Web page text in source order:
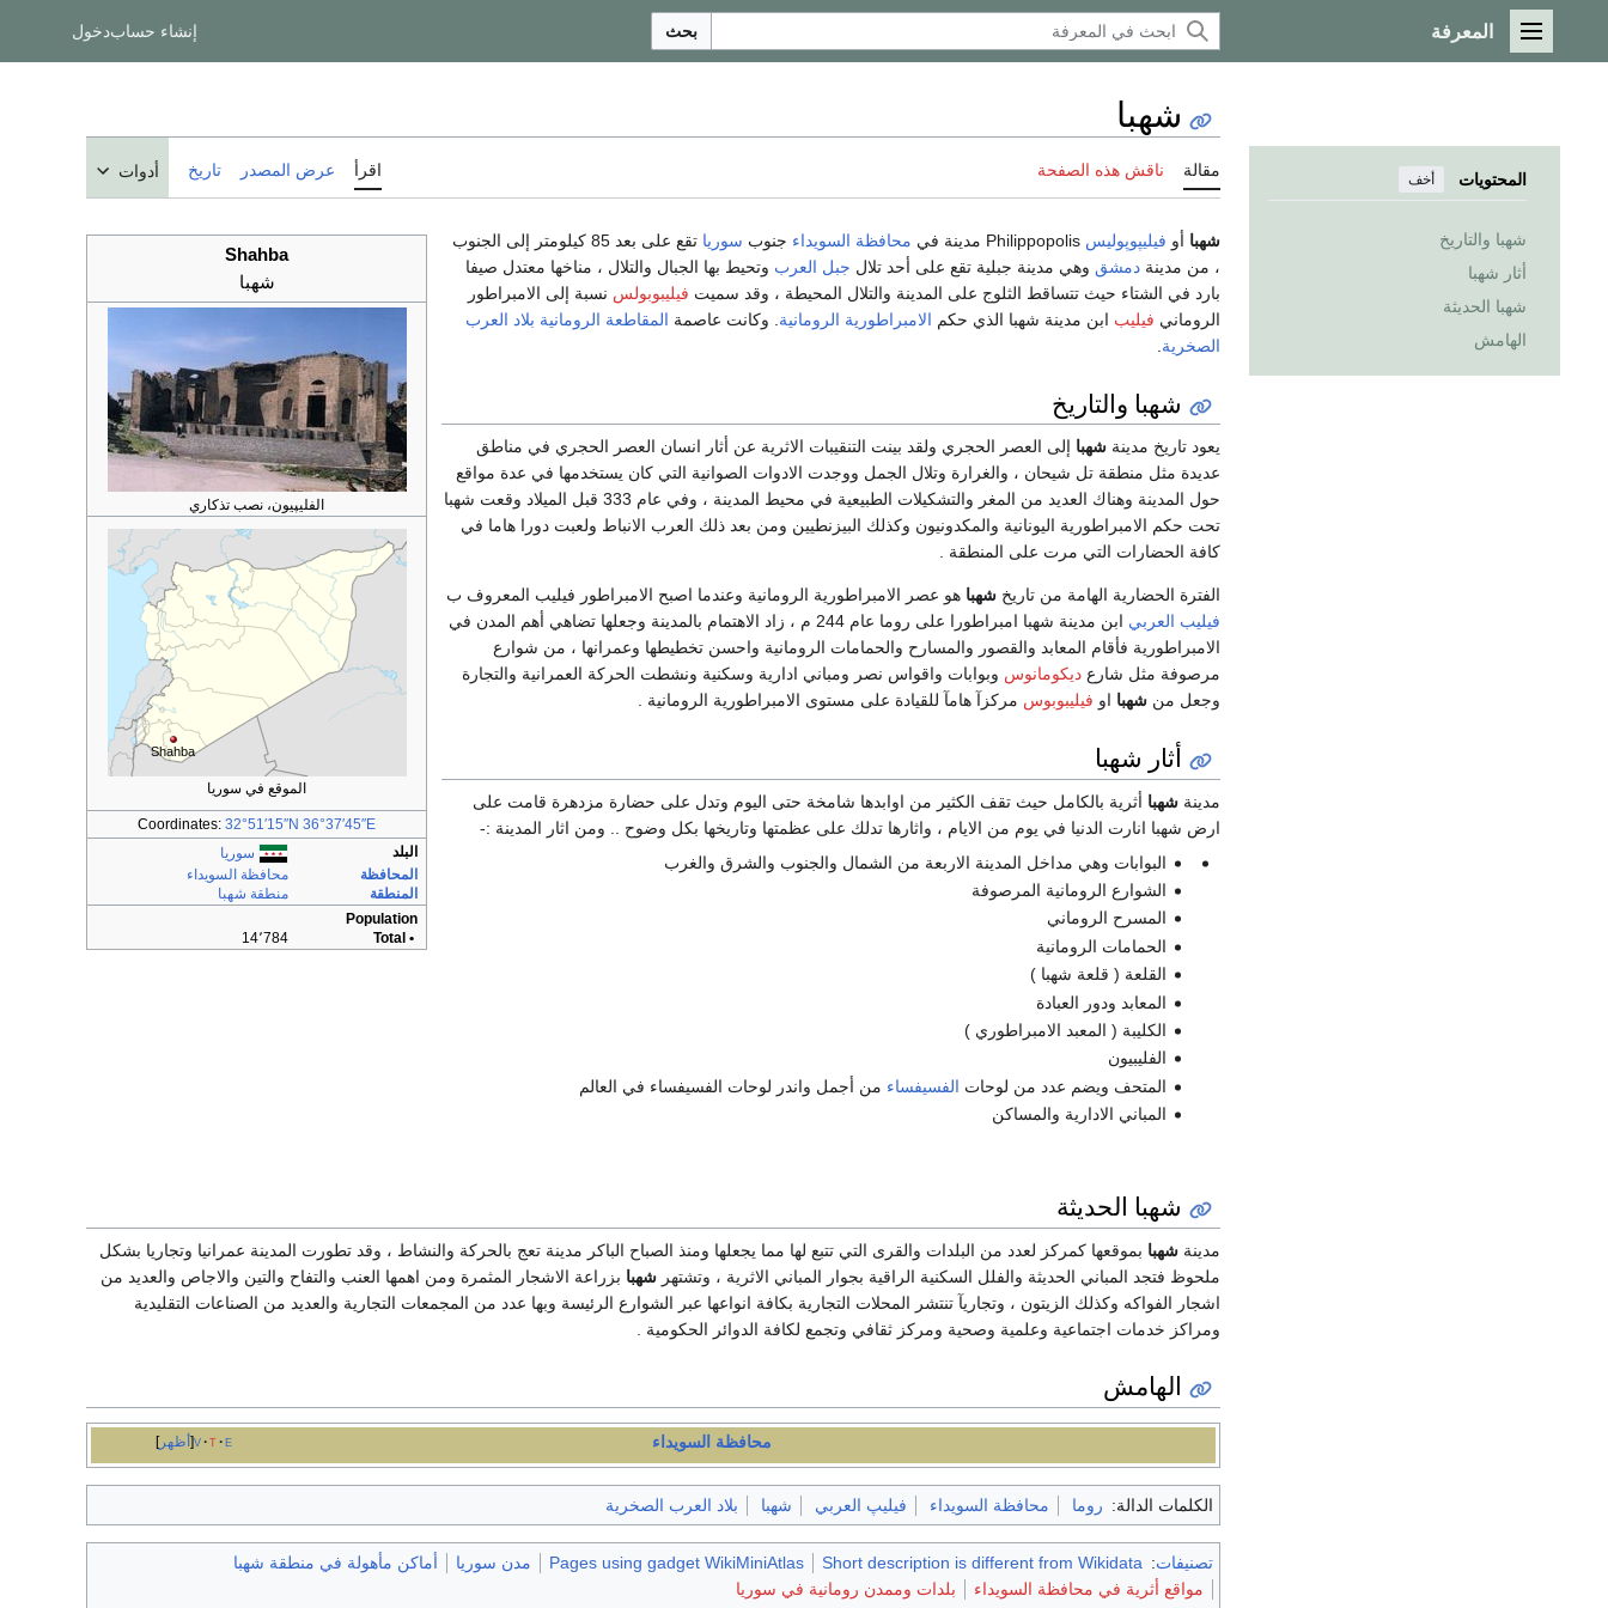
القائمة الرئيسية
المعرفة بحث إنشاء حسابدخول
المحتويات أخف
شهبا والتاريخ
أثار شهبا
شهبا الحديثة
الهامش
شهبا
مقالة ناقش هذه الصفحة اقرأ عرض المصدر تاريخ أدوات
Shahba
شهبا
الفليپيون، نصب تذكاري
Shahba
الموقع في سوريا
Coordinates: 32°51′15″N 36°37′45″E
البلد
سوريا
المحافظة
محافظة السويداء
المنطقة
منطقة شهبا
Population
• Total
14٬784
شهبا أو فيليپوپوليس محافظة السويداء جنوب سوريا
تقع على بعد 85 كيلومتر إلى الجنوب
، من مدينة دمشق وهي مدينة جبلية تقع على أحد تلال جبل العرب وتحيط بها الجبال والتلال ، مناخها معتدل صيفا
بارد في الشتاء حيث تتساقط الثلوج على المدينة والتلال المحيطة ، وقد سميت فيليبوبولس نسبة إلى الامبراطور
الروماني فيليب ابن مدينة شهبا الذي حكم الامبراطورية الرومانية . وكانت عاصمة المقاطعة الرومانية بلاد العرب
الصخرية
شهبا والتاريخ
يعود تاريخ مدينة شهبا إلى العصر الحجري ولقد بينت التنقيبات الاثرية عن أثار انسان العصر الحجري في مناطق
عديدة مثل منطقة تل شيحان ، والغرارة وتلال الجمل ووجدت الادوات الصوانية التي كان يستخدمها في عدة مواقع
حول المدينة وهناك العديد من المغر والتشكيلات الطبيعية في محيط المدينة ، وفي عام 333 قبل الميلاد وقعت شهبا
تحت حكم الامبراطورية اليونانية والمكدونيون وكذلك البيزنطيين ومن بعد ذلك العرب الانباط ولعبت دورا هاما في
كافة الحضارات التي مرت على المنطقة .
الفترة الحضارية الهامة من تاريخ شهبا هو عصر الامبراطورية الرومانية وعندما اصبح الامبراطور فيليب المعروف ب
فيليب العربي
ابن مدينة شهبا امبراطورا على روما عام 244 م ، زاد الاهتمام بالمدينة وجعلها تضاهي أهم المدن في
الامبراطورية فأقام المعابد والقصور والمسارح والحمامات الرومانية واحسن تخطيطها وعمرانها ، من شوارع
مرصوفة مثل شارع ديكومانوس وبوابات واقواس نصر ومباني ادارية وسكنية ونشطت الحركة العمرانية والتجارة
وجعل من شهبا او فيليبوبوس مركزآ هامآ للقيادة على مستوى الامبراطورية الرومانية .
أثار شهبا
مدينة شهبا أثرية بالكامل حيث تقف الكثير من اوابدها شامخة حتى اليوم وتدل على حضارة مزدهرة قامت على
ارض شهبا انارت الدنيا في يوم من الايام ، واثارها تدلك على عظمتها وتاريخها بكل وضوح .. ومن اثار المدينة :-
البوابات وهي مداخل المدينة الاربعة من الشمال والجنوب والشرق والغرب
الشوارع الرومانية المرصوفة
المسرح الروماني
الحمامات الرومانية
القلعة ( قلعة شهبا )
المعابد ودور العبادة
الكليبة ( المعبد الامبراطوري )
الفليبيون
المتحف ويضم عدد من لوحات الفسيفساء من أجمل واندر لوحات الفسيفساء في العالم
المباني الادارية والمساكن
شهبا الحديثة
مدينة شهبا بموقعها كمركز لعدد من البلدات والقرى التي تتبع لها مما يجعلها ومنذ الصباح الباكر مدينة تعج بالحركة والنشاط ، وقد تطورت المدينة عمرانيا وتجاريا بشكل
ملحوظ فتجد المباني الحديثة والفلل السكنية الراقية بجوار المباني الاثرية ، وتشتهر شهبا بزراعة الاشجار المثمرة ومن اهمها العنب والتفاح والتين والاجاص والعديد من
اشجار الفواكه وكذلك الزيتون ، وتجاريآ تنتشر المحلات التجارية بكافة انواعها عبر الشوارع الرئيسة وبها عدد من المجمعات التجارية والعديد من الصناعات التقليدية
ومراكز خدمات اجتماعية وعلمية وصحية ومركز ثقافي وتجمع لكافة الدوائر الحكومية .
الهامش
أظهر v t e محافظة السويداء
الكلمات الدالة: روما محافظة السويداء فيليپ العربي شهبا بلاد العرب الصخرية
تصنيفات:
Short description is different from Wikidata
Pages using gadget WikiMiniAtlas مدن سوريا
أماكن مأهولة في منطقة شهبا
مواقع أثرية في محافظة السويداء
بلدات وممدن رومانية في سوريا